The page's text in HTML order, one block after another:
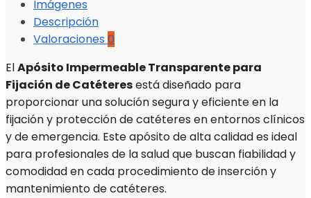
Imágenes
Descripción
Valoraciones 0
ElApósito Impermeable Transparente para
Fijación de Catéteresestá diseñado para
proporcionar una solución segura y eficiente en la
fijación y protección de catéteres en entornos clínicos
y de emergencia. Este apósito de alta calidad es ideal
para profesionales de la salud que buscan fiabilidad y
comodidad en cada procedimiento de inserción y
mantenimiento de catéteres.